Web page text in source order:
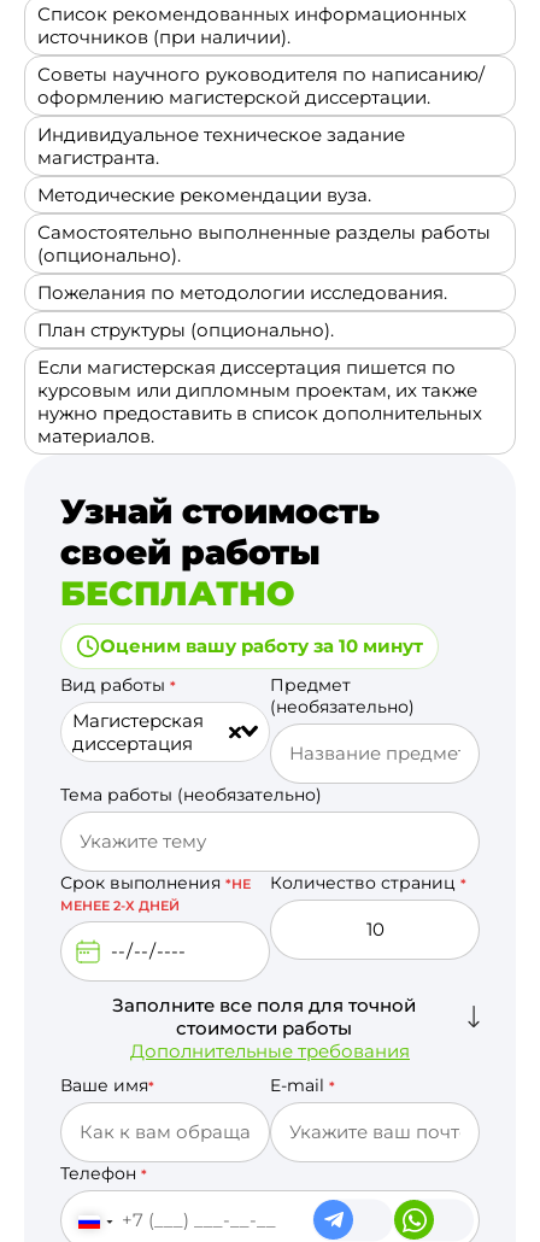
Список рекомендованных информационных
источников (при наличии).
Советы научного руководителя по написанию/
оформлению магистерской диссертации.
Индивидуальное техническое задание
магистранта.
Методические рекомендации вуза.
Самостоятельно выполненные разделы работы
(опционально).
Пожелания по методологии исследования.
План структуры (опционально).
Если магистерская диссертация пишется по
курсовым или дипломным проектам, их также
нужно предоставить в список дополнительных
материалов.
Узнай стоимость
своей работы
БЕСПЛАТНО
Оценим вашу работу за 10 минут
Вид работы *
Магистерская
диссертация
Предмет
(необязательно)
Тема работы (необязательно)
Срок выполнения *НЕ
МЕНЕЕ 2-Х ДНЕЙ
Количество страниц *
Заполните все поля для точной
стоимости работы
Дополнительные требования
Ваше имя* E-mail *
Телефон *